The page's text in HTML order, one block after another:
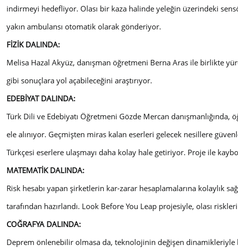
indirmeyi hedefliyor. Olası bir kaza halinde yeleğin üzerindeki
yakın ambulansı otomatik olarak gönderiyor.
FİZİK DALINDA:
Melisa Hazal Akyüz, danışman öğretmeni Berna Aras ile birlikte
gibi sonuçlara yol açabileceğini araştırıyor.
EDEBİYAT DALINDA:
Türk Dili ve Edebiyatı Öğretmeni Gözde Mercan danışmanlığında,
ele alınıyor. Geçmişten miras kalan eserleri gelecek nesillere
Türkçesi eserlere ulaşmayı daha kolay hale getiriyor. Proje ile
MATEMATİK DALINDA:
Risk hesabı yapan şirketlerin kar-zarar hesaplamalarına kolaylık
tarafından hazırlandı. Look Before You Leap projesiyle, olası
COĞRAFYA DALINDA:
Deprem önlenebilir olmasa da, teknolojinin değişen dinamikleriyle